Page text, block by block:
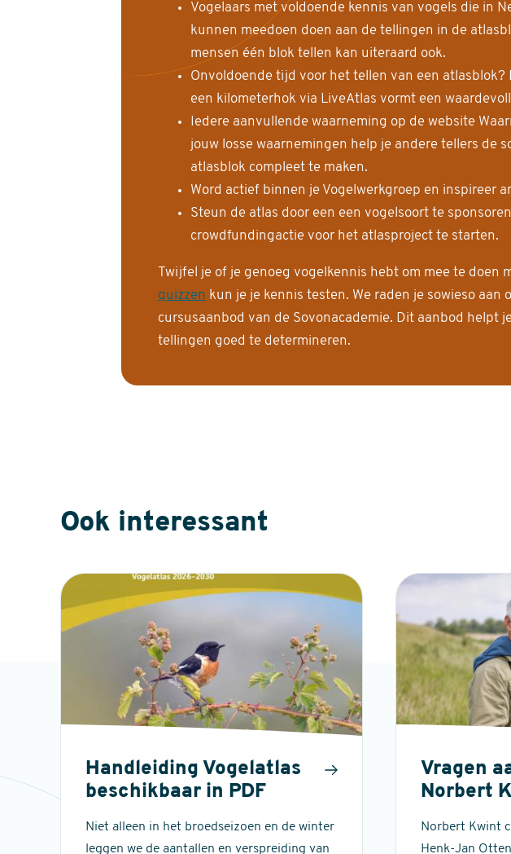
Vogelaars met voldoende kennis van vogels die in
kunnen meedoen doen aan de tellingen in de
mensen één blok tellen kan uiteraard ook.
Onvoldoende tijd voor het tellen van een atlasblok?
een kilometerhok via LiveAtlas vormt een
Iedere aanvullende waarneming op de website
jouw losse waarnemingen help je andere tellers de
atlasblok compleet te maken.
Word actief binnen je Vogelwerkgroep en inspireer
Steun de atlas door een een vogelsoort te
crowdfundingactie voor het atlasproject te starten.
Twijfel je of je genoeg vogelkennis hebt om mee te doen
quizzen kun je je kennis testen. We raden je sowieso aan
cursusaanbod van de Sovonacademie. Dit aanbod helpt
tellingen goed te determineren.
Ook interessant
Handleiding Vogelatlas
beschikbaar in PDF
Niet alleen in het broedseizoen en de winter
leggen we de aantallen en verspreiding van
Vragen
Norbert
Norbert Kwint
Henk-Jan